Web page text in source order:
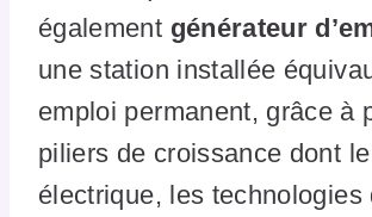
également générateur
une station installée
emploi permanent, grâce à
piliers de croissance dont
électrique, les technologies